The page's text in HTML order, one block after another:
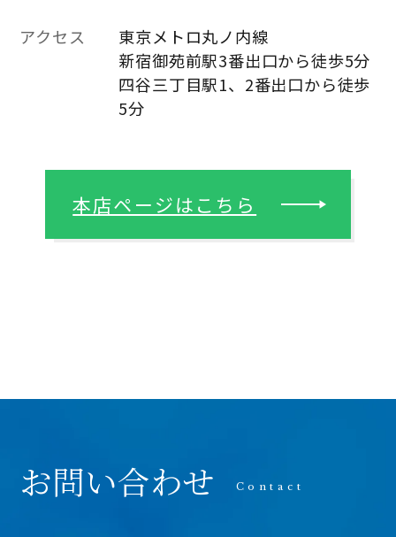
アクセス
東京メトロ丸ノ内線
新宿御苑前駅3番出口から徒歩5分
四谷三丁目駅1、2番出口から徒歩
5分
本店ページはこちら
お問い合わせ